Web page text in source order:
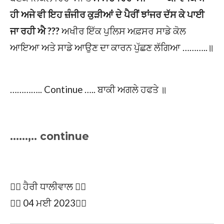
ਹੀ ਅਜੇ ਵੀ ਇਹ ਜ਼ੰਜੀਰ ਕੁੜੀਆਂ ਦੇ ਪੈਰੀਂ ਝਾਂਜਰ ਦੱਸ ਕੇ ਪਾਈ
ਜਾ ਰਹੀ ਐ ???ਅਖੀਰ ਇੱਕ ਪੁਲਿਸ ਅਫ਼ਸਰ ਸਾਡੇ ਕੋਲ
ਆਇਆ ਅਤੇ ਸਾਡੇ ਆਉਣ ਦਾ ਕਾਰਨ ਪੁੱਛਣ ਲੱਗਿਆ ………..॥
………….. Continue ….. ਬਾਕੀ ਅਗਲੇ ਹਫਤੇ ॥
……,.. continue
✍🏽 ਹੈਰੀ ਧਾਲੀਵਾਲ ✍🏽
✍🏽 04 ਮਈ 2023✍🏽